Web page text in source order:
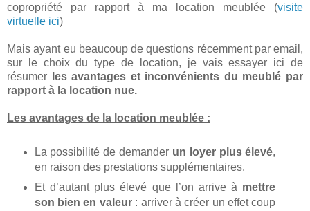
copropriété par rapport à ma location meublée (visite
virtuelle ici)
Mais ayant eu beaucoup de questions récemment par email,
sur le choix du type de location, je vais essayer ici de
résumer
les avantages et inconvénients du meublé par
rapport à la location nue.
Les avantages de la location meublée :
La possibilité de demander un loyer plus élevé,
en raison des prestations supplémentaires.
Et d’autant plus élevé que l’on arrive à mettre
son bien en valeur: arriver à créer un effet coup